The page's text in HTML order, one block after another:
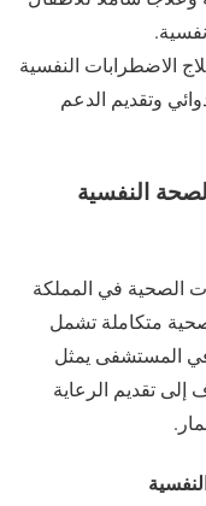
الاضطرابات النفسية
وتقديم الدعم
النفسية
الصحية في المملكة
صحية متكاملة تشمل
المستشفى يمثل
تقديم الرعاية